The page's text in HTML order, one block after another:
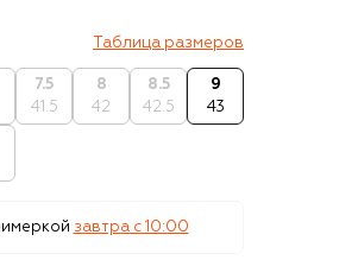
Таблица размеров
7.5
41.5
8
42
8.5
42.5
9
43
завтра c 10:00